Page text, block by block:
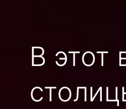
В этот